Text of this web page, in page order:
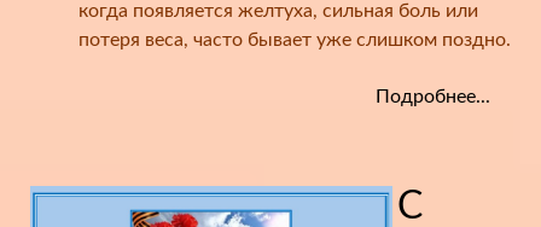
когда появляется желтуха, сильная боль или
потеря веса, часто бывает уже слишком поздно.
Подробнее...
С